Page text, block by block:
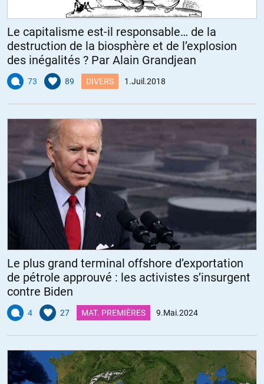
Le capitalisme est-il responsable… de la
destruction de la biosphère et de l’explosion
des inégalités ? Par Alain Grandjean
73 89 DIVERS 1.Juil.2018
Le plus grand terminal offshore d’exportation
de pétrole approuvé : les activistes s’insurgent
contre Biden
4 27 MAT. PREMIÈRES 9.Mai.2024